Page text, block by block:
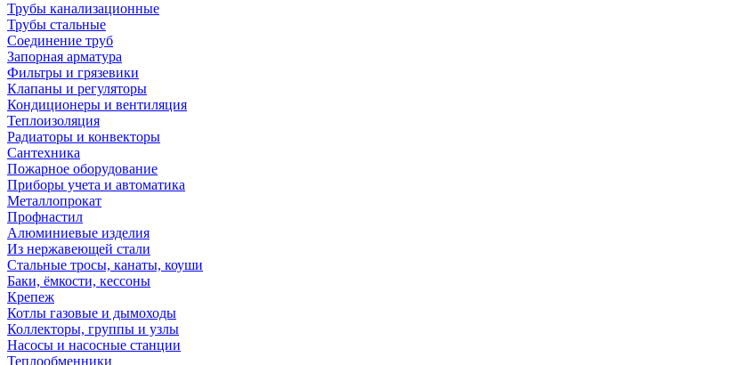
Трубы канализационные
Трубы стальные
Соединение труб
Запорная арматура
Фильтры и грязевики
Клапаны и регуляторы
Кондиционеры и вентиляция
Теплоизоляция
Радиаторы и конвекторы
Сантехника
Пожарное оборудование
Приборы учета и автоматика
Металлопрокат
Профнастил
Алюминиевые изделия
Из нержавеющей стали
Стальные тросы, канаты, коуши
Баки, ёмкости, кессоны
Крепеж
Котлы газовые и дымоходы
Коллекторы, группы и узлы
Насосы и насосные станции
Теплообменники